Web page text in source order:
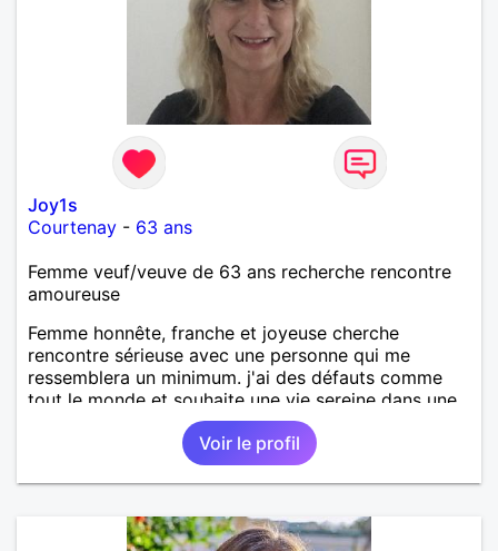
Joy1s
Courtenay - 63 ans
Femme veuf/veuve de 63 ans recherche rencontre
amoureuse
Femme honnête, franche et joyeuse cherche
rencontre sérieuse avec une personne qui me
ressemblera un minimum. j'ai des défauts comme
tout le monde et souhaite une vie sereine dans une
relation sur du long terme.
Voir le profil